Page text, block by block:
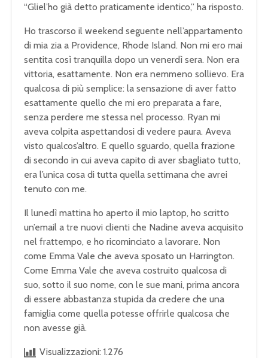
“Gliel’ho già detto praticamente identico,” ha risposto.
Ho trascorso il weekend seguente nell’appartamento
di mia zia a Providence, Rhode Island. Non mi ero mai
sentita così tranquilla dopo un venerdì sera. Non era
vittoria, esattamente. Non era nemmeno sollievo. Era
qualcosa di più semplice: la sensazione di aver fatto
esattamente quello che mi ero preparata a fare,
senza perdere me stessa nel processo. Ryan mi
aveva colpita aspettandosi di vedere paura. Aveva
visto qualcos’altro. E quello sguardo, quella frazione
di secondo in cui aveva capito di aver sbagliato tutto,
era l’unica cosa di tutta quella settimana che avrei
tenuto con me.
Il lunedì mattina ho aperto il mio laptop, ho scritto
un’email a tre nuovi clienti che Nadine aveva acquisito
nel frattempo, e ho ricominciato a lavorare. Non
come Emma Vale che aveva sposato un Harrington.
Come Emma Vale che aveva costruito qualcosa di
suo, sotto il suo nome, con le sue mani, prima ancora
di essere abbastanza stupida da credere che una
famiglia come quella potesse offrirle qualcosa che
non avesse già.
Visualizzazioni: 1.276